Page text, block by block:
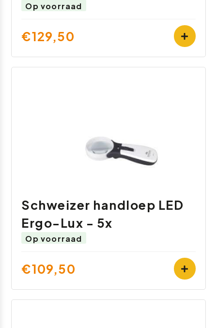
Op voorraad
€129,50
Schweizer handloep LED
Ergo-Lux - 5x
Op voorraad
€109,50